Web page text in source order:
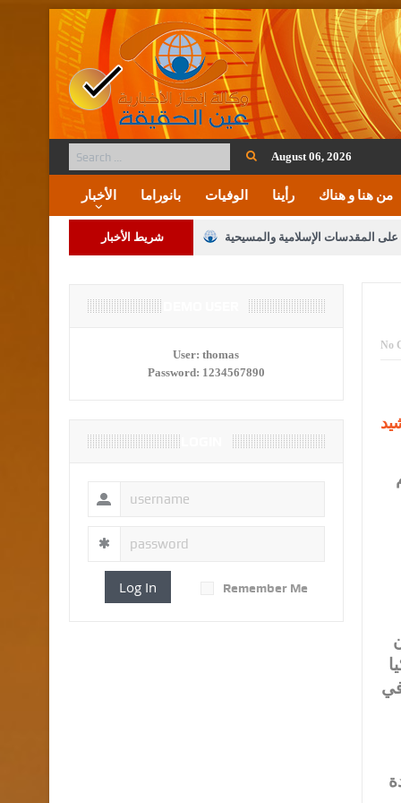
August 06, 2026
الأخبار بانوراما الوفيات رأينا من هنا و هناك
شريط الأخبار على المقدسات الإسلامية والمسيحية
على شراكة فاعلة مع الإعلام
يلتقي مجموعة من رفاق السلاح
فريحات.. مبارك وبكم تزهو المناصب
No
User: thomas
Password: 1234567890
Log In Remember Me